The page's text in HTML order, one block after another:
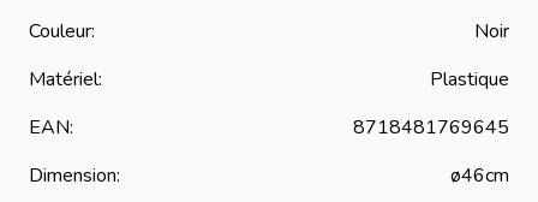
Couleur:
Noir
Matériel:
Plastique
EAN:
8718481769645
Dimension:
ø46cm